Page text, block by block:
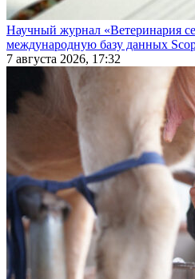
Научный журнал «Ветеринария
международную базу данных
7 августа 2026, 17:32